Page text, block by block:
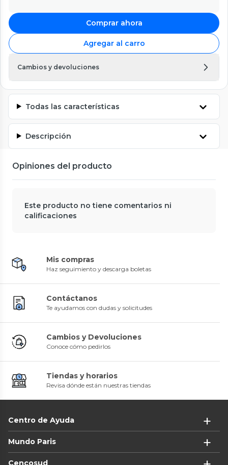
Comprar ahora
Agregar al carro
Cambios y devoluciones
Todas las características
Descripción
Opiniones del producto
Este producto no tiene comentarios ni
calificaciones
Mis compras
Haz seguimiento y descarga boletas
Contáctanos
Te ayudamos con dudas y solicitudes
Cambios y Devoluciones
Conoce cómo pedirlos
Tiendas y horarios
Revisa dónde están nuestras tiendas
Centro de Ayuda
Mundo Paris
Cencosud